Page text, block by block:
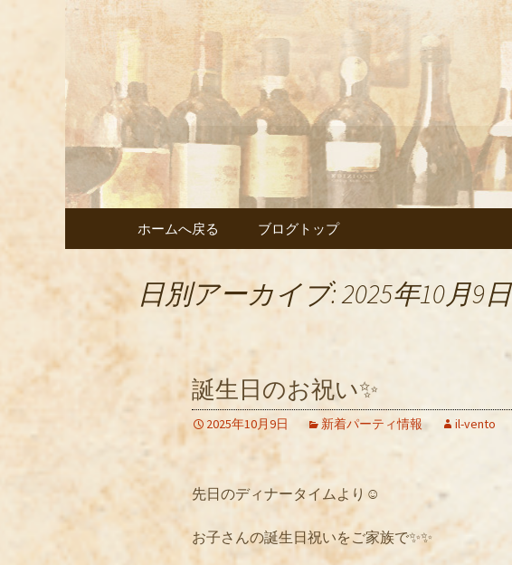
武蔵小杉の美
ェント」のブ
武蔵小杉の美味しいイタリアン「イ
コンテンツへ移動
ホームへ戻る ブログトップ
日別アーカイブ: 2025年10月9日
誕生日のお祝い✨
2025年10月9日 新着パーティ情報 il-vento
先日のディナータイムより☺️
お子さんの誕生日祝いをご家族で✨✨